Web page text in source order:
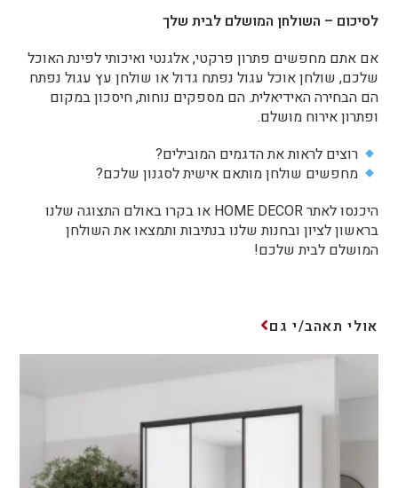
לסיכום – השולחן המושלם לבית שלך
אם אתם מחפשים פתרון פרקטי, אלגנטי ואיכותי לפינת האוכל
שלכם, שולחן אוכל עגול נפתח גדול או שולחן עץ עגול נפתח
הם הבחירה האידיאלית. הם מספקים נוחות, חיסכון במקום
ופתרון אירוח מושלם.
רוצים לראות את הדגמים המובילים?
מחפשים שולחן מותאם אישית לסגנון שלכם?
היכנסו לאתר HOME DECOR או בקרו באולם התצוגה שלנו
בראשון לציון ובחנות שלנו בנתיבות ותמצאו את השולחן
המושלם לבית שלכם!
אולי תאהב/י גם